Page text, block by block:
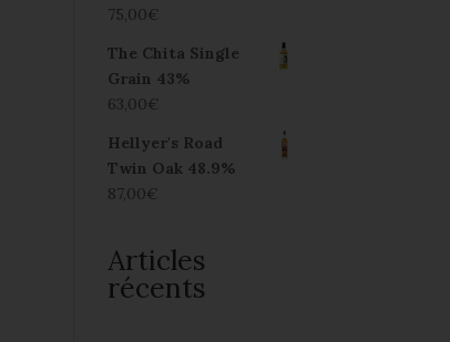
75,00€
The Chita Single
Grain 43%
63,00€
Hellyer's Road
Twin Oak 48.9%
87,00€
Articles
récents